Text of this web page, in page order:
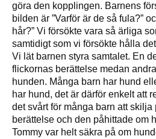
göra den kopplingen. Barnens
bilden är ”Varför är de så fula?”
hår?” Vi försökte vara så ärliga
samtidigt som vi försökte hålla
Vi lät barnen styra samtalet. En
flickornas berättelse medan
hunden. Många barn har hund
har hund, det är därför enkelt att
det svårt för många barn att
berättelse och den påhittade om
Tommy var helt säkra på om